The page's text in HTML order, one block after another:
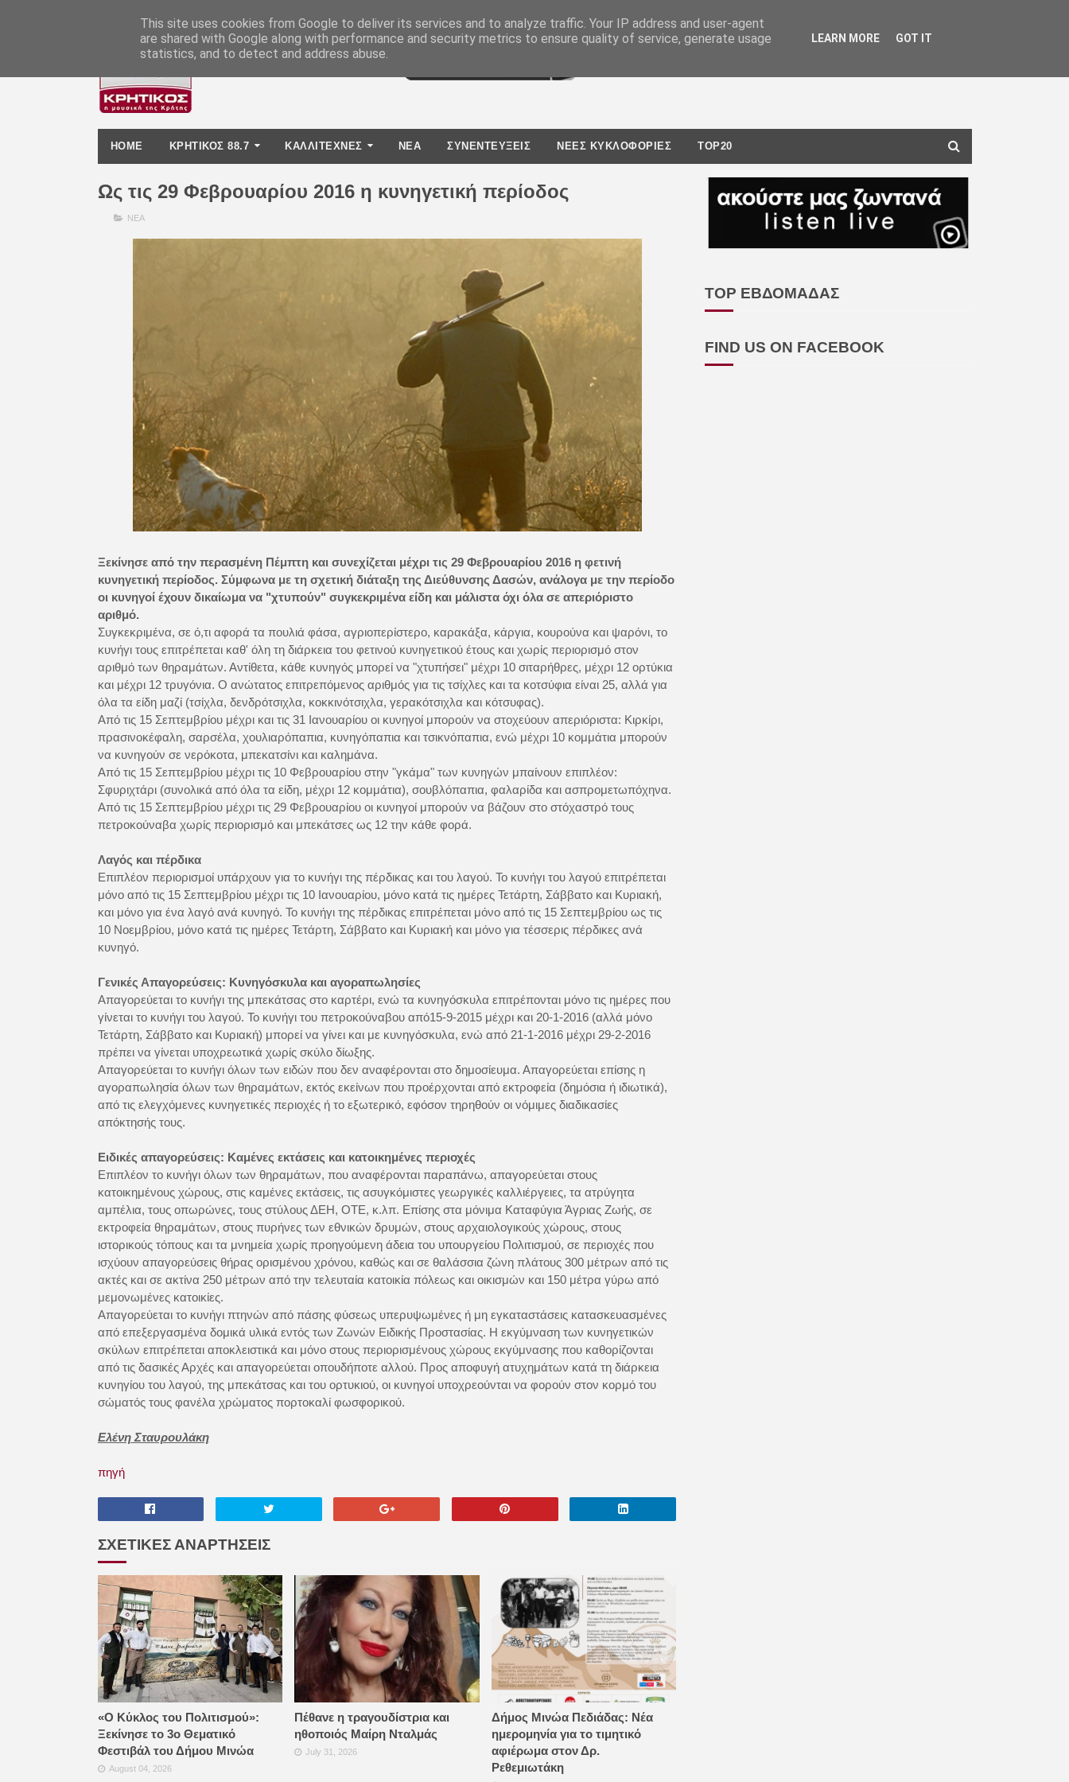
HOME ΚΡΗΤΙΚΟΣ 88.7 ΚΑΛΛΙΤΕΧΝΕΣ ΝΕΑ ΣΥΝΕΝΤΕΥΞΕΙΣ ΝΕΕΣ ΚΥΚΛΟΦΟΡΙΕΣ TOP20
Ως τις 29 Φεβρουαρίου 2016 η κυνηγετική περίοδος
ΝΕΑ
Ξεκίνησε από την περασμένη Πέμπτη και συνεχίζεται μέχρι τις 29 Φεβρουαρίου 2016 η φετινή
κυνηγετική περίοδος. Σύμφωνα με τη σχετική διάταξη της Διεύθυνσης Δασών, ανάλογα με την περίοδο
οι κυνηγοί έχουν δικαίωμα να "χτυπούν" συγκεκριμένα είδη και μάλιστα όχι όλα σε απεριόριστο
αριθμό.
Συγκεκριμένα, σε ό,τι αφορά τα πουλιά φάσα, αγριοπερίστερο, καρακάξα, κάργια, κουρούνα και ψαρόνι, το
κυνήγι τους επιτρέπεται καθ' όλη τη διάρκεια του φετινού κυνηγετικού έτους και χωρίς περιορισμό στον
αριθμό των θηραμάτων. Αντίθετα, κάθε κυνηγός μπορεί να "χτυπήσει" μέχρι 10 σιταρήθρες, μέχρι 12 ορτύκια
και μέχρι 12 τρυγόνια. Ο ανώτατος επιτρεπόμενος αριθμός για τις τσίχλες και τα κοτσύφια είναι 25, αλλά για
όλα τα είδη μαζί (τσίχλα, δενδρότσιχλα, κοκκινότσιχλα, γερακότσιχλα και κότσυφας).
Από τις 15 Σεπτεμβρίου μέχρι και τις 31 Ιανουαρίου οι κυνηγοί μπορούν να στοχεύουν απεριόριστα: Κιρκίρι,
πρασινοκέφαλη, σαρσέλα, χουλιαρόπαπια, κυνηγόπαπια και τσικνόπαπια, ενώ μέχρι 10 κομμάτια μπορούν
να κυνηγούν σε νερόκοτα, μπεκατσίνι και καλημάνα.
Από τις 15 Σεπτεμβρίου μέχρι τις 10 Φεβρουαρίου στην "γκάμα" των κυνηγών μπαίνουν επιπλέον:
Σφυριχτάρι (συνολικά από όλα τα είδη, μέχρι 12 κομμάτια), σουβλόπαπια, φαλαρίδα και ασπρομετωπόχηνα.
Από τις 15 Σεπτεμβρίου μέχρι τις 29 Φεβρουαρίου οι κυνηγοί μπορούν να βάζουν στο στόχαστρό τους
πετροκούναβα χωρίς περιορισμό και μπεκάτσες ως 12 την κάθε φορά.
Λαγός και πέρδικα
Επιπλέον περιορισμοί υπάρχουν για το κυνήγι της πέρδικας και του λαγού. Το κυνήγι του λαγού επιτρέπεται
μόνο από τις 15 Σεπτεμβρίου μέχρι τις 10 Ιανουαρίου, μόνο κατά τις ημέρες Τετάρτη, Σάββατο και Κυριακή,
και μόνο για ένα λαγό ανά κυνηγό. Το κυνήγι της πέρδικας επιτρέπεται μόνο από τις 15 Σεπτεμβρίου ως τις
10 Νοεμβρίου, μόνο κατά τις ημέρες Τετάρτη, Σάββατο και Κυριακή και μόνο για τέσσερις πέρδικες ανά
κυνηγό.
Γενικές Απαγορεύσεις: Κυνηγόσκυλα και αγοραπωλησίες
Απαγορεύεται το κυνήγι της μπεκάτσας στο καρτέρι, ενώ τα κυνηγόσκυλα επιτρέπονται μόνο τις ημέρες που
γίνεται το κυνήγι του λαγού. Το κυνήγι του πετροκούναβου από15-9-2015 μέχρι και 20-1-2016 (αλλά μόνο
Τετάρτη, Σάββατο και Κυριακή) μπορεί να γίνει και με κυνηγόσκυλα, ενώ από 21-1-2016 μέχρι 29-2-2016
πρέπει να γίνεται υποχρεωτικά χωρίς σκύλο δίωξης.
Απαγορεύεται το κυνήγι όλων των ειδών που δεν αναφέρονται στο δημοσίευμα. Απαγορεύεται επίσης η
αγοραπωλησία όλων των θηραμάτων, εκτός εκείνων που προέρχονται από εκτροφεία (δημόσια ή ιδιωτικά),
από τις ελεγχόμενες κυνηγετικές περιοχές ή το εξωτερικό, εφόσον τηρηθούν οι νόμιμες διαδικασίες
απόκτησής τους.
Ειδικές απαγορεύσεις: Καμένες εκτάσεις και κατοικημένες περιοχές
Επιπλέον το κυνήγι όλων των θηραμάτων, που αναφέρονται παραπάνω, απαγορεύεται στους
κατοικημένους χώρους, στις καμένες εκτάσεις, τις ασυγκόμιστες γεωργικές καλλιέργειες, τα ατρύγητα
αμπέλια, τους οπωρώνες, τους στύλους ΔΕΗ, ΟΤΕ, κ.λπ. Επίσης στα μόνιμα Καταφύγια Άγριας Ζωής, σε
εκτροφεία θηραμάτων, στους πυρήνες των εθνικών δρυμών, στους αρχαιολογικούς χώρους, στους
ιστορικούς τόπους και τα μνημεία χωρίς προηγούμενη άδεια του υπουργείου Πολιτισμού, σε περιοχές που
ισχύουν απαγορεύσεις θήρας ορισμένου χρόνου, καθώς και σε θαλάσσια ζώνη πλάτους 300 μέτρων από τις
ακτές και σε ακτίνα 250 μέτρων από την τελευταία κατοικία πόλεως και οικισμών και 150 μέτρα γύρω από
μεμονωμένες κατοικίες.
Απαγορεύεται το κυνήγι πτηνών από πάσης φύσεως υπερυψωμένες ή μη εγκαταστάσεις κατασκευασμένες
από επεξεργασμένα δομικά υλικά εντός των Ζωνών Ειδικής Προστασίας. Η εκγύμναση των κυνηγετικών
σκύλων επιτρέπεται αποκλειστικά και μόνο στους περιορισμένους χώρους εκγύμνασης που καθορίζονται
από τις δασικές Αρχές και απαγορεύεται οπουδήποτε αλλού. Προς αποφυγή ατυχημάτων κατά τη διάρκεια
κυνηγίου του λαγού, της μπεκάτσας και του ορτυκιού, οι κυνηγοί υποχρεούνται να φορούν στον κορμό του
σώματός τους φανέλα χρώματος πορτοκαλί φωσφορικού.
Ελένη Σταυρουλάκη
πηγή
ΣΧΕΤΙΚΕΣ ΑΝΑΡΤΗΣΕΙΣ
«Ο Κύκλος του Πολιτισμού»:
Ξεκίνησε το 3ο Θεματικό
Φεστιβάλ του Δήμου Μινώα
August 04, 2026
Πέθανε η τραγουδίστρια και
ηθοποιός Μαίρη Νταλμάς
July 31, 2026
Δήμος Μινώα Πεδιάδας: Νέα
ημερομηνία για το τιμητικό
αφιέρωμα στον Δρ.
Ρεθεμιωτάκη
TOP ΕΒΔΟΜΑΔΑΣ
FIND US ON FACEBOOK
This site uses cookies from Google to deliver its services and to analyze traffic. Your IP address and user-agent
are shared with Google along with performance and security metrics to ensure quality of service, generate usage
statistics, and to detect and address abuse.
LEARN MORE GOT IT